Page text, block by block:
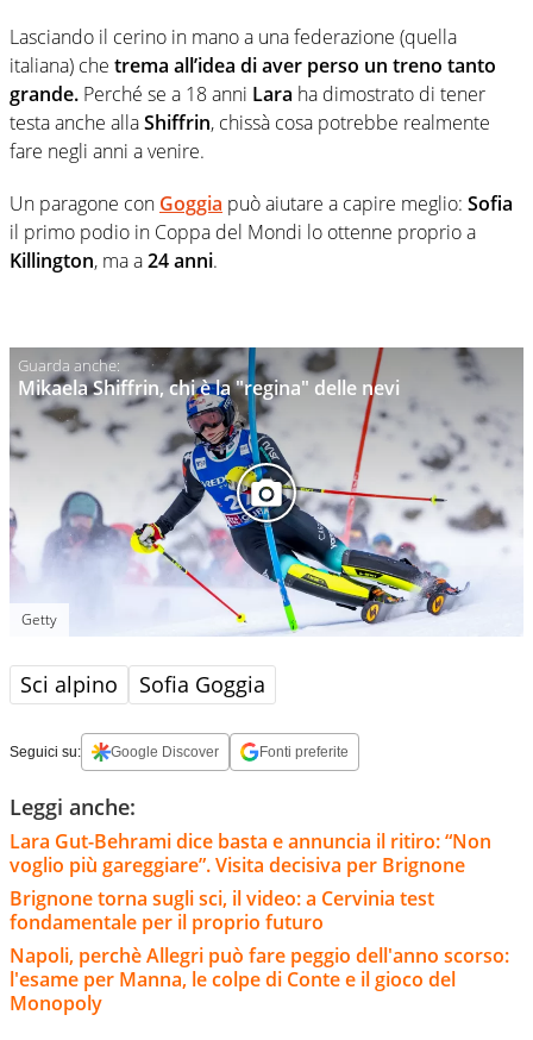
Lasciando il cerino in mano a una federazione (quella
italiana) che trema all’idea di aver perso un treno tanto
grande. Perché se a 18 anni Lara ha dimostrato di tener
testa anche allaShiffrin, chissà cosa potrebbe realmente
fare negli anni a venire.
Un paragone con Goggia può aiutare a capire meglio: Sofia
il primo podio in Coppa del Mondi lo ottenne proprio a
Killington, ma a24 anni.
Mikaela Shiffrin, chi è la "regina" delle nevi
Getty
Sci alpino Sofia Goggia
Seguici su: Google Discover Fonti preferite
Leggi anche:
Lara Gut-Behrami dice basta e annuncia il ritiro: “Non
voglio più gareggiare”. Visita decisiva per Brignone
Brignone torna sugli sci, il video: a Cervinia test
fondamentale per il proprio futuro
Napoli, perchè Allegri può fare peggio dell'anno scorso:
l'esame per Manna, le colpe di Conte e il gioco del
Monopoly